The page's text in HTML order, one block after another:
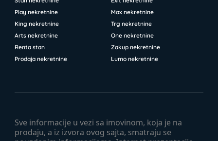
Sve informacije u vezi sa imovinom, koja je na
prodaju, a iz izvora ovog sajta, smatraju se
Play nekretnine
Max nekretnine
King nekretnine
Trg nekretnine
Arts nekretnine
One nekretnine
Renta stan
Zakup nekretnine
Prodaja nekretnine
Lumo nekretnine